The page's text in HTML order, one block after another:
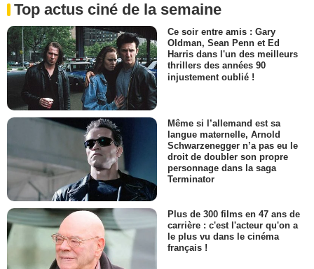
Top actus ciné de la semaine
Ce soir entre amis : Gary
Oldman, Sean Penn et Ed
Harris dans l'un des meilleurs
thrillers des années 90
injustement oublié !
Même si l’allemand est sa
langue maternelle, Arnold
Schwarzenegger n’a pas eu le
droit de doubler son propre
personnage dans la saga
Terminator
Plus de 300 films en 47 ans de
carrière : c'est l'acteur qu'on a
le plus vu dans le cinéma
français !